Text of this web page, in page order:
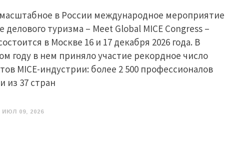
в России международное мероприятие
делового туризма – Meet Global MICE Congress –
в Москве 16 и 17 декабря 2026 года. В
году в нем приняло участие рекордное число
MICE-индустрии: более 2 500 профессионалов
из 37 стран
ИЮЛ 09, 2026